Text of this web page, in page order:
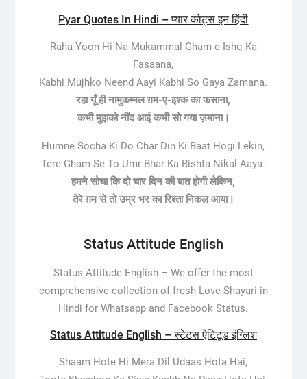
Pyar Quotes In Hindi – प्यार कोट्स इन हिंदी
Raha Yoon Hi Na-Mukammal Gham-e-Ishq Ka
Fasaana,
Kabhi Mujhko Neend Aayi Kabhi So Gaya Zamana.
रहा यूँ ही नामुकम्मल ग़म-ए-इश्क का फसाना,
कभी मुझको नींद आई कभी सो गया ज़माना।
Humne Socha Ki Do Char Din Ki Baat Hogi Lekin,
Tere Gham Se To Umr Bhar Ka Rishta Nikal Aaya.
हमने सोचा कि दो चार दिन की बात होगी लेकिन,
तेरे ग़म से तो उम्र भर का रिश्ता निकल आया।
Status Attitude English
Status Attitude English – We offer the most
comprehensive collection of fresh Love Shayari in
Hindi for Whatsapp and Facebook Status.
Status Attitude English – स्टेटस ऐटिटूड इंग्लिश
Shaam Hote Hi Mera Dil Udaas Hota Hai,